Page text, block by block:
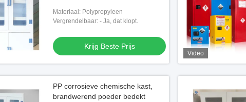
Materiaal: Polypropyleen
Vergrendelbaar: - Ja, dat klopt.
Krijg Beste Prijs
Video
PP corrosieve chemische kast,
brandwerend poeder bedekt